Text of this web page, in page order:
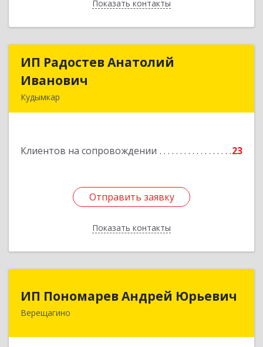
Показать контакты
Назад
ИП Радостев Анатолий
Иванович
Кудымкар
Клиентов на сопровождении 23
Отправить заявку
Показать контакты
ИП Радостев Анатолий
Подробнее
Отправить заявку
Назад
ИП Пономарев Андрей Юрьевич
Верещагино
ИП Пономарев Андрей Юрьевич
617120, Пермский край, Верещагинский р-н,